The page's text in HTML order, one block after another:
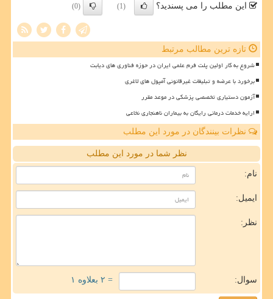
این مطلب را می پسندید؟ (1)
(0)
تازه ترین مطالب مرتبط
شروع به کار اولین پلت فرم علمی ایران در حوزه فناوری های دیابت
برخورد با عرضه و تبلیغات غیرقانونی آمپول های لاغری
آزمون دستیاری تخصصی پزشکی در موعد مقرر
ارایه خدمات درمانی رایگان به بیماران ناهنجاری نخاعی
نظرات بینندگان در مورد این مطلب
نظر شما در مورد این مطلب
نام:
ایمیل:
نظر:
سوال: = ۲ بعلاوه ۱